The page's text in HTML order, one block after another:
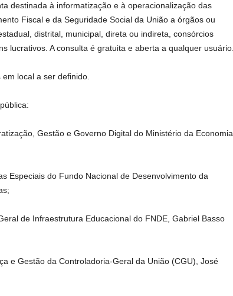
destinada à informatização e à operacionalização das
Fiscal e da Seguridade Social da União a órgãos ou
distrital, municipal, direta ou indireta, consórcios
lucrativos. A consulta é gratuita e aberta a qualquer usuário.
local a ser definido.
Gestão e Governo Digital do Ministério da Economia,
Especiais do Fundo Nacional de Desenvolvimento da
de Infraestrutura Educacional do FNDE, Gabriel Basso
e Gestão da Controladoria-Geral da União (CGU), José